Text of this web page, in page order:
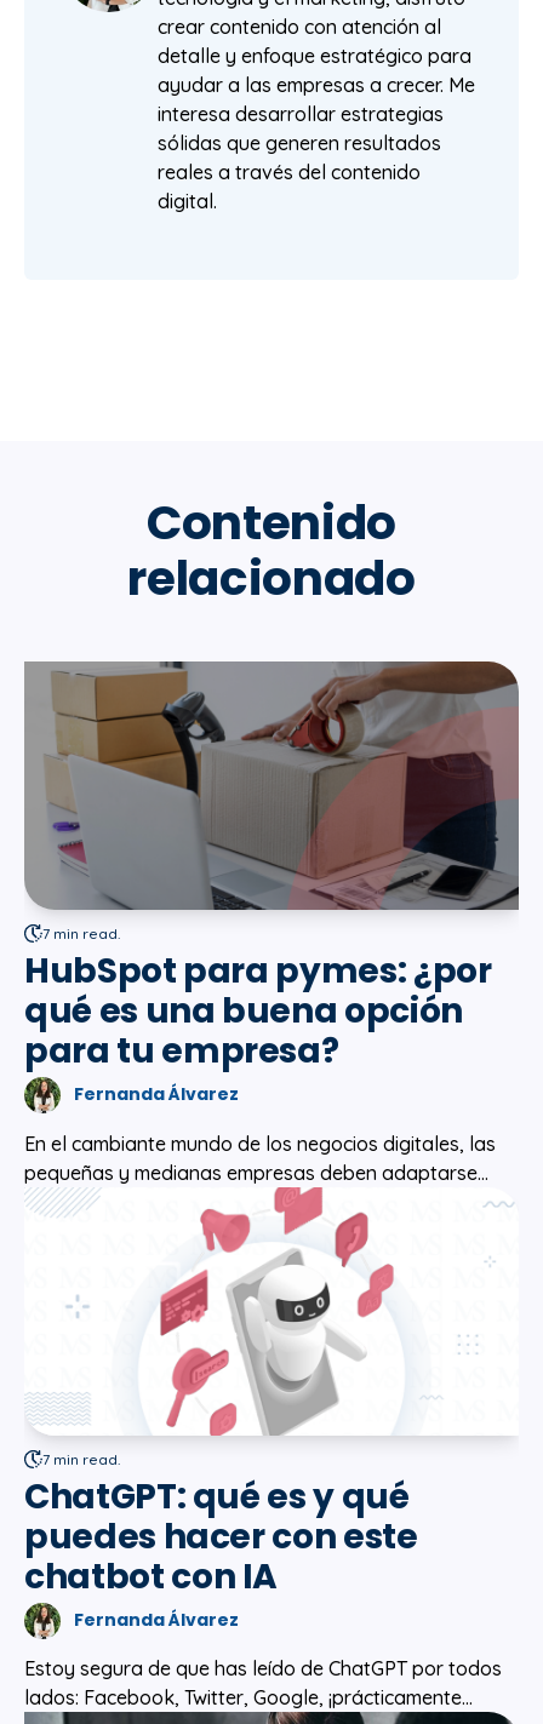
crear contenido con atención al
detalle y enfoque estratégico para
ayudar a las empresas a crecer. Me
interesa desarrollar estrategias
sólidas que generen resultados
reales a través del contenido
digital.
Contenido
relacionado
7 min read.
HubSpot para pymes: ¿por
qué es una buena opción
para tu empresa?
Fernanda Álvarez
En el cambiante mundo de los negocios digitales, las
pequeñas y medianas empresas deben adaptarse...
7 min read.
ChatGPT: qué es y qué
puedes hacer con este
chatbot con IA
Fernanda Álvarez
Estoy segura de que has leído de ChatGPT por todos
lados: Facebook, Twitter, Google, ¡prácticamente...